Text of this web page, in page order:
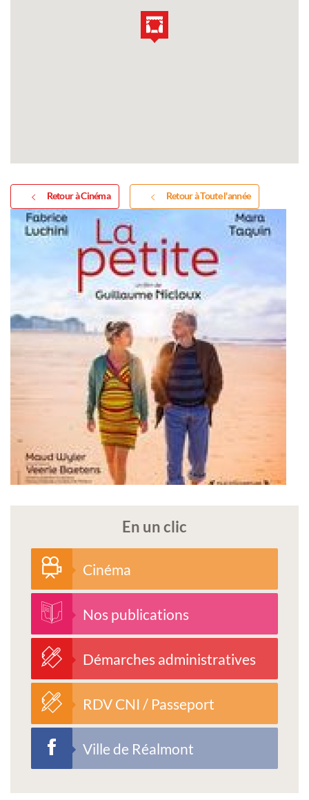
Retour à Cinéma Retour à Toute l'année
En un clic
Cinéma
Nos publications
Démarches administratives
RDV CNI / Passeport
Ville de Réalmont